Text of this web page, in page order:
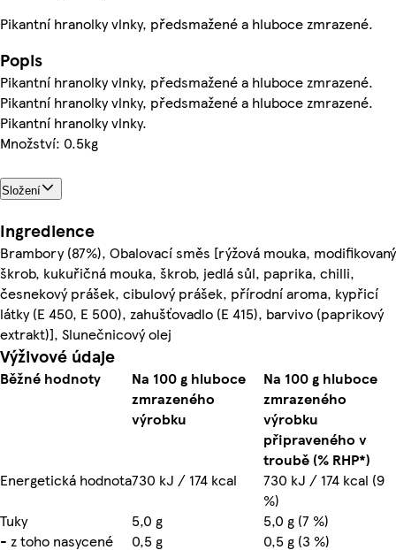
Pikantní hranolky vlnky, předsmažené a hluboce zmrazené.
Popis
Pikantní hranolky vlnky, předsmažené a hluboce zmrazené.
Pikantní hranolky vlnky, předsmažené a hluboce zmrazené.
Pikantní hranolky vlnky.
Množství: 0.5kg
Složení
Ingredience
Brambory (87%), Obalovací směs [rýžová mouka, modifikovaný
škrob, kukuřičná mouka, škrob, jedlá sůl, paprika, chilli,
česnekový prášek, cibulový prášek, přírodní aroma, kypřicí
látky (E 450, E 500), zahušťovadlo (E 415), barvivo (paprikový
extrakt)], Slunečnicový olej
Výživové údaje
Běžné hodnoty
Na 100 g hluboce
zmrazeného
výrobku
Na 100 g hluboce
zmrazeného
výrobku
připraveného v
troubě (% RHP*)
Energetická hodnota730 kJ / 174 kcal
730 kJ / 174 kcal (9
%)
Tuky
5,0 g
5,0 g (7 %)
- z toho nasycené
0,5 g
0,5 g (3 %)